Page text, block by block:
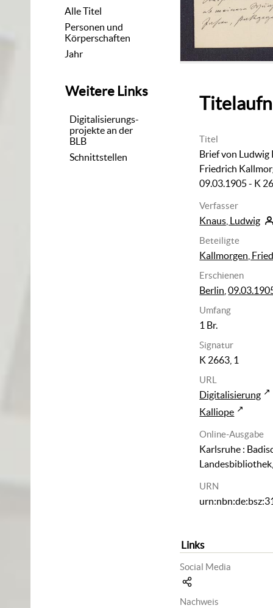
Alle Titel
Personen und
Körperschaften
Jahr
Weitere Links
Digitalisierungs-
projekte an der
BLB
Schnittstellen
Titel
Brief von Ludwig
Friedrich
09.03.1905 - K
Verfasser
Knaus, Ludwig
Beteiligte
Kallmorgen,
Erschienen
Berlin ,
Umfang
1 Br.
Signatur
K 2663, 1
URL
Digitalisierung
Kalliope
Online-Ausgabe
Karlsruhe :
URN
Links
Social Media
Nachweis